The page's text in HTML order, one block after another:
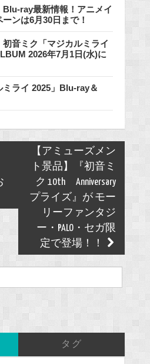
Blu-ray最新情報！アニメイ
ンは6月30日まで！
初音ミク「マジカルミライ
2026年7月1日(水)に
ライ 2025」Blu-ray＆
【アミューズメン
ト景品】『初音ミ
ク 10th Anniversary
プライズ』が モー
リーファンタジ
ー・PALO・セガ限
定で登場！！
タグ